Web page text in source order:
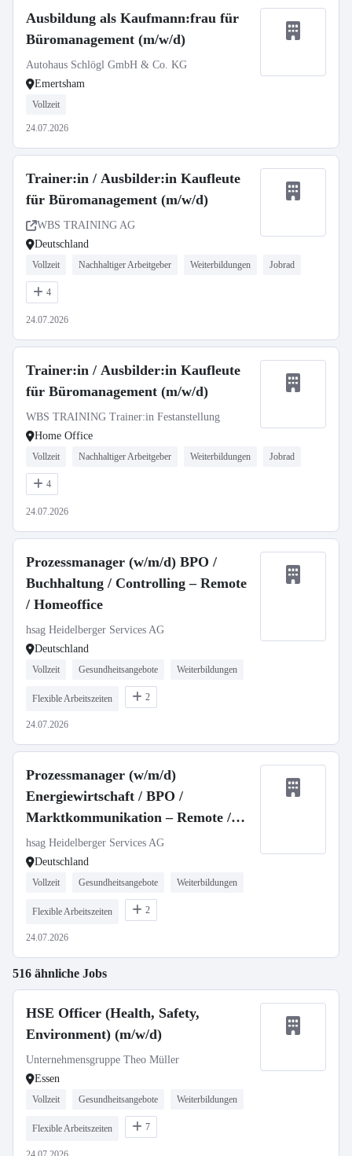
Ausbildung als Kaufmann:frau für
Büromanagement (m/w/d)
Autohaus Schlögl GmbH & Co. KG
Emertsham
Vollzeit
24.07.2026
Trainer:in / Ausbilder:in Kaufleute
für Büromanagement (m/w/d)
WBS TRAINING AG
Deutschland
Vollzeit Nachhaltiger Arbeitgeber Weiterbildungen Jobrad
4
24.07.2026
Trainer:in / Ausbilder:in Kaufleute
für Büromanagement (m/w/d)
WBS TRAINING Trainer:in Festanstellung
Home Office
Vollzeit Nachhaltiger Arbeitgeber Weiterbildungen Jobrad
4
24.07.2026
Prozessmanager (w/m/d) BPO /
Buchhaltung / Controlling – Remote
/ Homeoffice
hsag Heidelberger Services AG
Deutschland
Vollzeit Gesundheitsangebote Weiterbildungen
Flexible Arbeitszeiten 2
24.07.2026
Prozessmanager (w/m/d)
Energiewirtschaft / BPO /
Marktkommunikation – Remote /
Homeoffice
hsag Heidelberger Services AG
Deutschland
Vollzeit Gesundheitsangebote Weiterbildungen
Flexible Arbeitszeiten 2
24.07.2026
516 ähnliche Jobs
HSE Officer (Health, Safety,
Environment) (m/w/d)
Unternehmensgruppe Theo Müller
Essen
Vollzeit Gesundheitsangebote Weiterbildungen
Flexible Arbeitszeiten 7